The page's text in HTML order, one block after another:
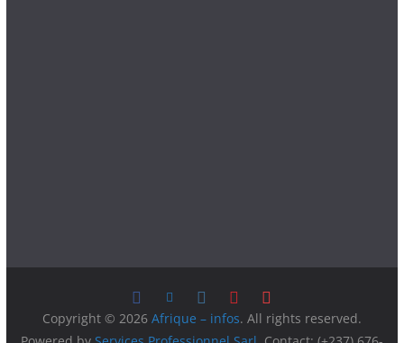
Copyright © 2026 Afrique – infos. All rights reserved.